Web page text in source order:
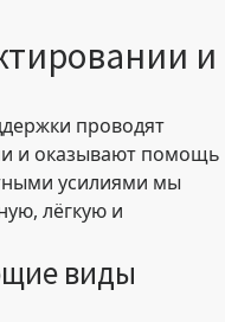
и
проводят
и оказывают помощь
усилиями мы
лёгкую и
виды